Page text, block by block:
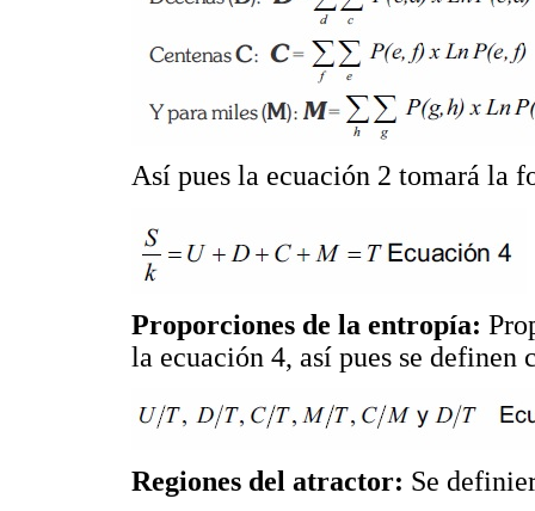
Así pues la ecuación 2 tomará la
Proporciones de la entropía:
la ecuación 4, así pues se definen
Regiones del atractor: Se